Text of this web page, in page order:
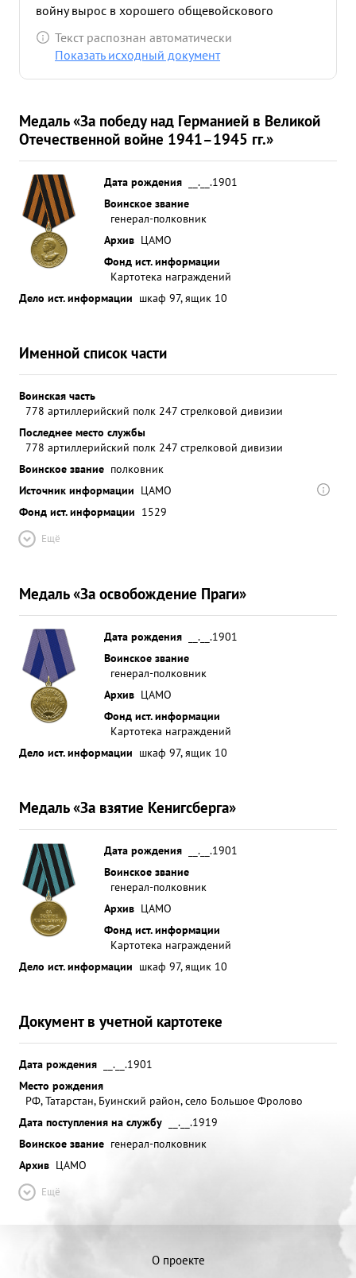
войну вырос в хорошего общевойскового
генерала. Культурный, исполнительный,
выдержанный, требовательный к подчиненным
ЛЕНИНА. ...»
Текст распознан автоматически
Показать исходный документ
Медаль «За победу над Германией в Великой
Отечественной войне 1941–1945 гг.»
Дата рождения
__.__.1901
Воинское звание
генерал-полковник
Архив ЦАМО
Фонд ист. информации
Картотека награждений
Дело ист. информации шкаф 97, ящик 10
Именной список части
Воинская часть
778 артиллерийский полк 247 стрелковой дивизии
Последнее место службы
778 артиллерийский полк 247 стрелковой дивизии
Воинское звание полковник
Источник информации ЦАМО
Фонд ист. информации 1529
Ещё
Медаль «За освобождение Праги»
Дата рождения
__.__.1901
Воинское звание
генерал-полковник
Архив ЦАМО
Фонд ист. информации
Картотека награждений
Дело ист. информации шкаф 97, ящик 10
Медаль «За взятие Кенигсберга»
Дата рождения
__.__.1901
Воинское звание
генерал-полковник
Архив ЦАМО
Фонд ист. информации
Картотека награждений
Дело ист. информации шкаф 97, ящик 10
Документ в учетной картотеке
Дата рождения
__.__.1901
Место рождения
РФ, Татарстан, Буинский район, село Большое Фролово
Дата поступления на службу
__.__.1919
Воинское звание генерал-полковник
Архив ЦАМО
Ещё
О проекте